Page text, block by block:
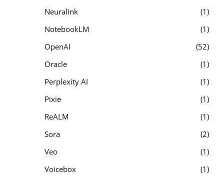
Neuralink
1
NotebookLM
1
OpenAI
52
Oracle
1
Perplexity AI
1
Pixie
1
ReALM
1
Sora
2
Veo
1
Voicebox
1